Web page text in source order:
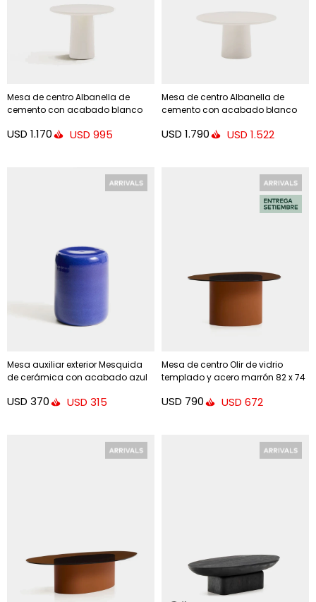
Mesa de centro Albanella de
cemento con acabado blanco
USD 1.170 USD 995
Mesa de centro Albanella de
cemento con acabado blanco
USD 1.790 USD 1.522
Mesa auxiliar exterior Mesquida
de cerámica con acabado azul
USD 370 USD 315
Mesa de centro Olir de vidrio
templado y acero marrón 82 x 74
USD 790 USD 672